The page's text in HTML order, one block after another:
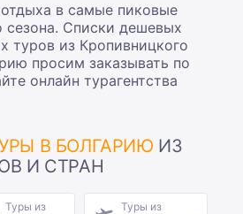
в самые пиковые
сезона. Списки дешевых
туров из Кропивницкого
просим заказывать по
онлайн турагентства
В БОЛГАРИЮ ИЗ
И СТРАН
Туры из
Туры из